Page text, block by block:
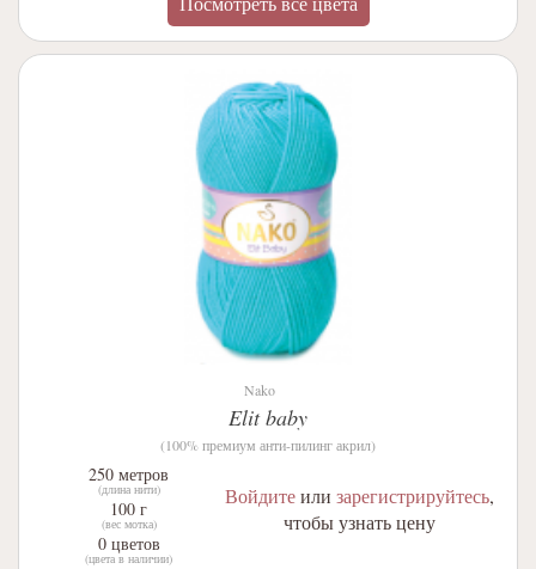
Nako
Elit baby
(100% премиум анти-пилинг акрил)
250 метров
(длина нити)
100 г
(вес мотка)
0 цветов
(цвета в наличии)
Войдитеили зарегистрируйтесь,
чтобы узнать цену